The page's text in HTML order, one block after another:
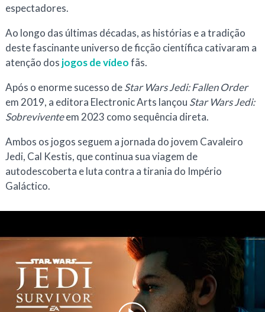
espectadores.
Ao longo das últimas décadas, as histórias e a tradição
deste fascinante universo de ficção científica cativaram a
atenção dos jogos de vídeofãs.
Após o enorme sucesso deStar Wars Jedi: Fallen Order
em 2019, a editora Electronic Arts lançou Star Wars Jedi:
Sobreviventeem 2023 como sequência direta.
Ambos os jogos seguem a jornada do jovem Cavaleiro
Jedi, Cal Kestis, que continua sua viagem de
autodescoberta e luta contra a tirania do Império
Galáctico.